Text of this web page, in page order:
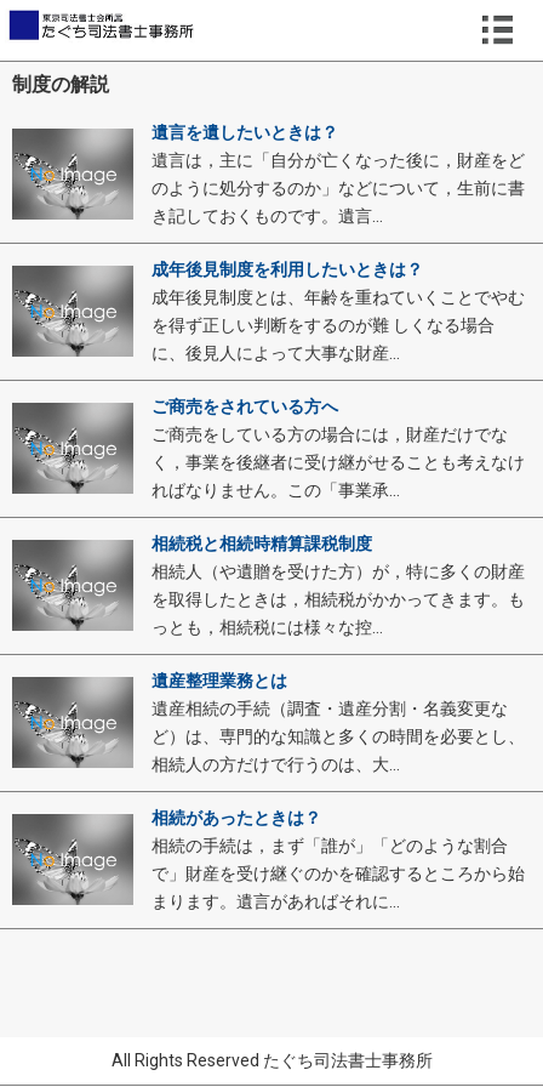
制度の解説
遺言を遺したいときは？
遺言は，主に「自分が亡くなった後に，財産をど
のように処分するのか」などについて，生前に書
き記しておくものです。遺言...
成年後見制度を利用したいときは？
成年後見制度とは、年齢を重ねていくことでやむ
を得ず正しい判断をするのが難 しくなる場合
に、後見人によって大事な財産...
ご商売をされている方へ
ご商売をしている方の場合には，財産だけでな
く，事業を後継者に受け継がせることも考えなけ
ればなりません。この「事業承...
相続税と相続時精算課税制度
相続人（や遺贈を受けた方）が，特に多くの財産
を取得したときは，相続税がかかってきます。も
っとも，相続税には様々な控...
遺産整理業務とは
遺産相続の手続（調査・遺産分割・名義変更な
ど）は、専門的な知識と多くの時間を必要とし、
相続人の方だけで行うのは、大...
相続があったときは？
相続の手続は，まず「誰が」「どのような割合
で」財産を受け継ぐのかを確認するところから始
まります。遺言があればそれに...
All Rights Reserved たぐち司法書士事務所